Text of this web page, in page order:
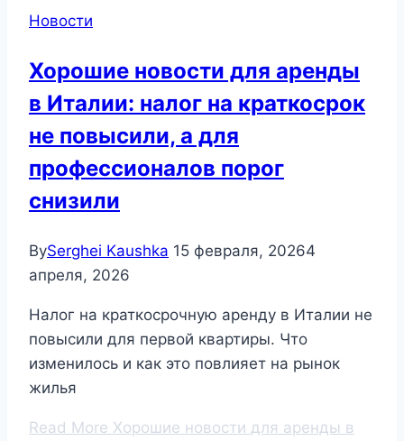
Новости
Хорошие новости для аренды
в Италии: налог на краткосрок
не повысили, а для
профессионалов порог
снизили
BySerghei Kaushka 15 февраля, 20264
апреля, 2026
Налог на краткосрочную аренду в Италии не
повысили для первой квартиры. Что
изменилось и как это повлияет на рынок
жилья
Read More Хорошие новости для аренды в